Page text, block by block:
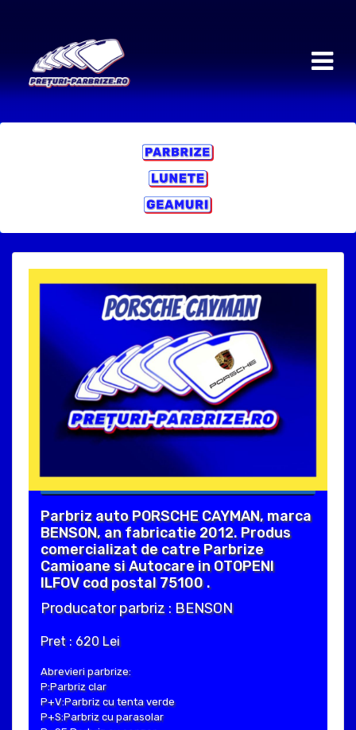
Parbriz auto PORSCHE CAYMAN, marca
BENSON, an fabricatie 2012. Produs
comercializat de catre Parbrize
Camioane si Autocare in OTOPENI
ILFOV cod postal 75100 .
Producator parbriz : BENSON
Pret : 620 Lei
Abrevieri parbrize:
P:Parbriz clar
P+V:Parbriz cu tenta verde
P+S:Parbriz cu parasolar